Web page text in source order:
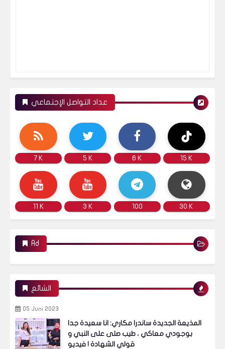
عداد التواصل الإجتماعي
7 K 5 K 6 K 15 K
11 K 3 K 100 30 K
Ad
الشائع
05 Juni 2023
المذيعة الجديدة ساندرا مكاري: انا سعيدة جدا
بوجودي معاكي ، طيب صلى على النبي و
قولي الشهادة ! فيديو